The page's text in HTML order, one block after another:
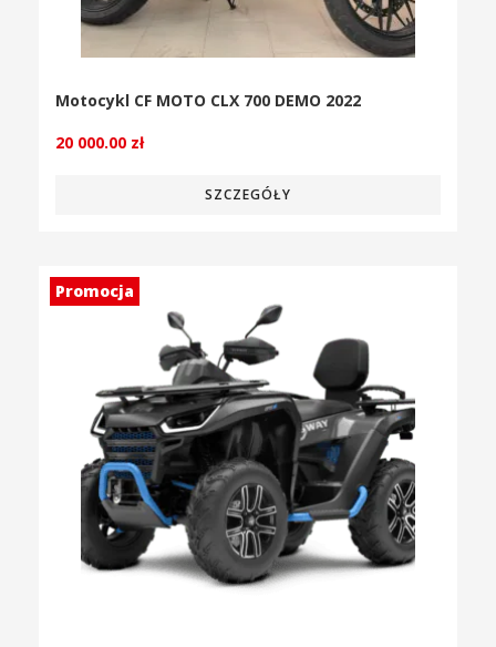
Motocykl CF MOTO CLX 700 DEMO 2022
20 000.00 zł
SZCZEGÓŁY
Promocja